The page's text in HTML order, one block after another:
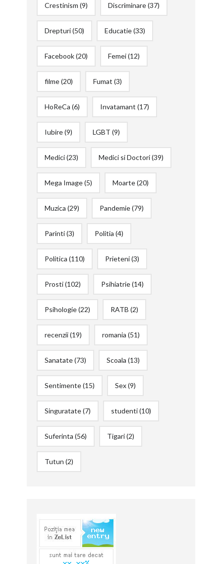
Crestinism (9) Discriminare(37)
Drepturi(50) Educatie(33)
Facebook(20) Femei(12)
filme(20) Fumat (3)
HoReCa (6) Invatamant (17)
Iubire(9) LGBT (9)
Medici(23) Medici si Doctori(39)
Mega Image(5) Moarte(20)
Muzica (29) Pandemie(79)
Parinti(3) Politia (4)
Politica (110) Prieteni(3)
Prosti(102) Psihiatrie(14)
Psihologie(22) RATB (2)
recenzii(19) romania (51)
Sanatate(73) Scoala (13)
Sentimente(15) Sex(9)
Singuratate(7) studenti(10)
Suferinta (56) Tigari(2)
Tutun (2)